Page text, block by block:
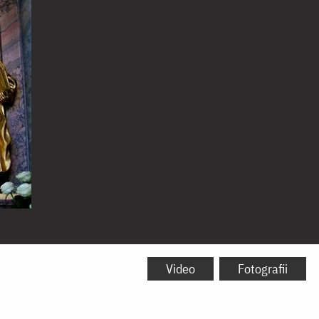
Video Fotografii